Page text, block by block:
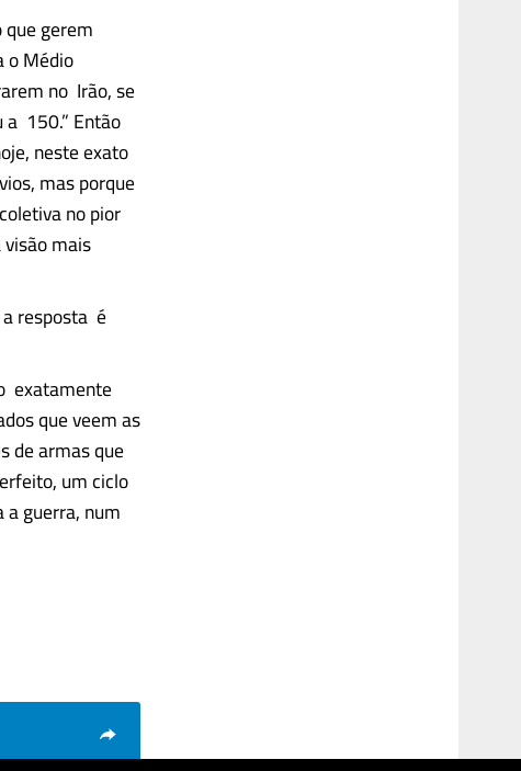
gerem
o Médio
no Irão, se
a 150.” Então
neste exato
mas porque
no pior
mais
resposta é
exatamente
que veem as
de armas que
um ciclo
guerra, num